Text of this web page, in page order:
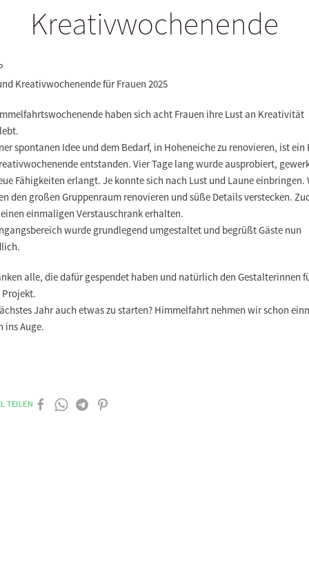
Kreativwochenende
Kreativwochenende für Frauen 2025
haben sich acht Frauen ihre Lust an Kreativität
spontanen Idee und dem Bedarf, in Hoheneiche zu renovieren, ist ein
entstanden. Vier Tage lang wurde ausprobiert,
Fähigkeiten erlangt. Je konnte sich nach Lust und Laune einbringen.
den großen Gruppenraum renovieren und süße Details verstecken.
einmaligen Verstauschrank erhalten.
wurde grundlegend umgestaltet und begrüßt Gäste nun
alle, die dafür gespendet haben und natürlich den Gestalterinnen
Projekt.
Jahr auch etwas zu starten? Himmelfahrt nehmen wir schon
ins Auge.
TEILEN